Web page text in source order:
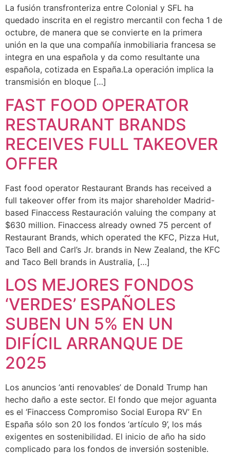
La fusión transfronteriza entre Colonial y SFL ha
quedado inscrita en el registro mercantil con fecha 1 de
octubre, de manera que se convierte en la primera
unión en la que una compañía inmobiliaria francesa se
integra en una española y da como resultante una
española, cotizada en España.La operación implica la
transmisión en bloque […]
FAST FOOD OPERATOR
RESTAURANT BRANDS
RECEIVES FULL TAKEOVER
OFFER
Fast food operator Restaurant Brands has received a
full takeover offer from its major shareholder Madrid-
based Finaccess Restauración valuing the company at
$630 million. Finaccess already owned 75 percent of
Restaurant Brands, which operated the KFC, Pizza Hut,
Taco Bell and Carl’s Jr. brands in New Zealand, the KFC
and Taco Bell brands in Australia, […]
LOS MEJORES FONDOS
‘VERDES’ ESPAÑOLES
SUBEN UN 5% EN UN
DIFÍCIL ARRANQUE DE
2025
Los anuncios ‘anti renovables’ de Donald Trump han
hecho daño a este sector. El fondo que mejor aguanta
es el ‘Finaccess Compromiso Social Europa RV’ En
España sólo son 20 los fondos ‘artículo 9’, los más
exigentes en sostenibilidad. El inicio de año ha sido
complicado para los fondos de inversión sostenible.